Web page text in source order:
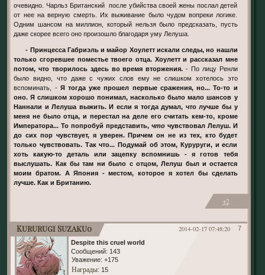
очевидно. Чарльз Британский после убийства своей жены послал детей
от нее на верную смерть. Их выживание было чудом вопреки логике.
Одним шансом на миллион, который нельзя было предсказать, пусть
даже скорее всего оно произошло благодаря уму Лелуша.
- Принцесса Габриэль и майор Хоулетт искали следы, но нашли
только сгоревшее поместье твоего отца. Хоулетт и рассказал мне
потом, что творилось здесь во время вторжения. - По лицу Ренли
было видно, что даже с чужих слов ему не слишком хотелось это
вспоминать, - Я тогда уже прошел первые сражения, но... То-то и
оно. Я слишком хорошо понимал, насколько было мало шансов у
Наннали и Лелуша выжить. И если я тогда думал, что лучше бы у
меня не было отца, и перестал на деле его считать кем-то, кроме
Императора... То попробуй представить, чточувствовал Лелуш. И
до сих пор чувствует, я уверен. Причем он не из тех, кто будет
только чувствовать. Так что... Подумай об этом, Куруруги, и если
хоть какую-то деталь или зацепку вспомнишь - я готов тебя
выслушать. Как бы там ни было с отцом, Лелуш был и остается
моим братом. А Япония - местом, которое я хотел бы сделать
лучше. Как и Британию.
+2
7
2014-02-17 07:48:20
Kururugi Suzaku0
Despite this cruel world
Сообщений: 143
Уважение: +175
Награды: 15